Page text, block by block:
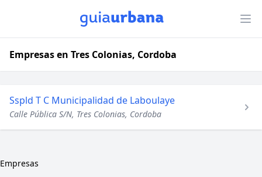
Empresas en Tres Colonias, Cordoba
Sspld T C Municipalidad de Laboulaye
Calle Pública S/N, Tres Colonias, Cordoba
Empresas